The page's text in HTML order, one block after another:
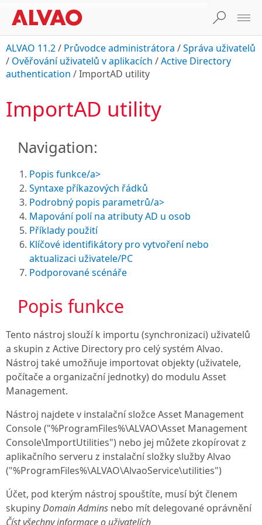
ALVAO 11.2/ Průvodce administrátora /Správa uživatelů
/ Ověřování uživatelů v aplikacích /Active Directory
authentication /ImportAD utility
ImportAD utility
Navigation:
Popis funkce/a>
Syntaxe příkazových řádků
Podrobný popis parametrů/a>
Mapování polí na atributy AD u osob
Příklady použití
Klíčové identifikátory pro vytvoření nebo
aktualizaci uživatele/PC
Podporované scénáře
Popis funkce
Tento nástroj slouží k importu (synchronizaci) uživatelů
a skupin z Active Directory pro celý systém Alvao.
Nástroj také umožňuje importovat objekty (uživatele,
počítače a organizační jednotky) do modulu Asset
Management.
Nástroj najdete v instalační složceAsset Management
Console("%ProgramFiles%\ALVAO\Asset Management
Console\ImportUtilities") nebo jej můžete zkopírovat z
aplikačního serveru z instalační složky služby Alvao
("%ProgramFiles%\ALVAO\AlvaoService\utilities")
Účet, pod kterým nástroj spouštíte, musí být členem
skupinyDomain Admins nebo mít delegované oprávnění
Číst všechny informace o uživatelích